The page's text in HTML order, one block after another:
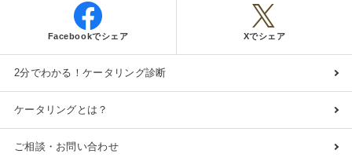
Facebookでシェア Xでシェア
2分でわかる！ケータリング診断
ケータリングとは？
ご相談・お問い合わせ